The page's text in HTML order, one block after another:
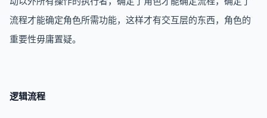
流程才能确定角色所需功能，这样才有交互层的东西，角色的
重要性毋庸置疑。
逻辑流程